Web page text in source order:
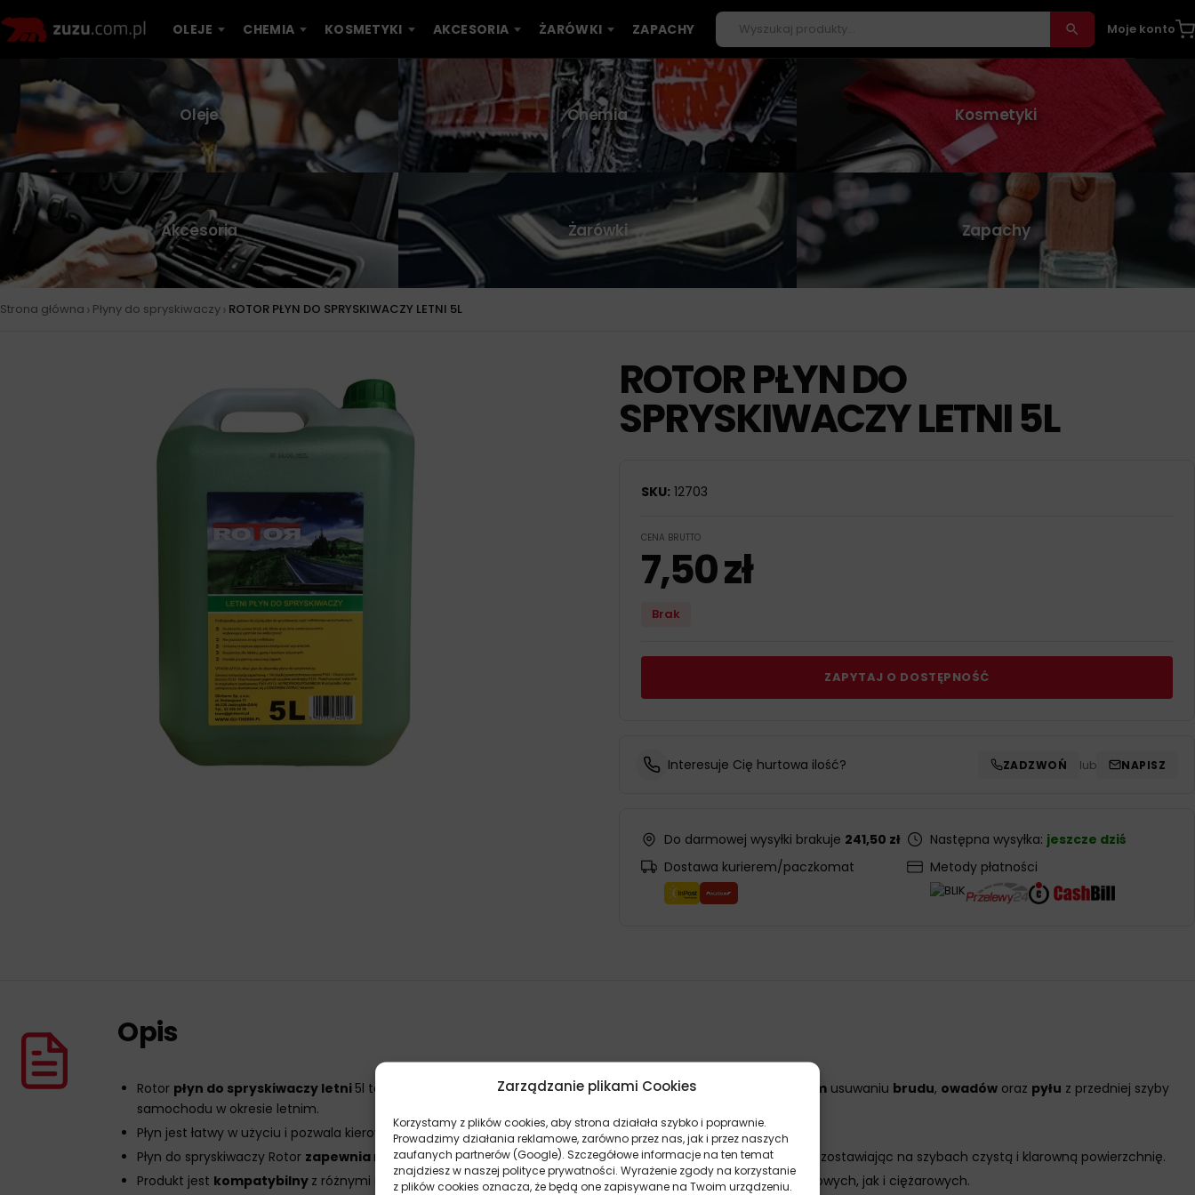
Zarządzanie plikami Cookies
Korzystamy z plików cookies, aby strona działała szybko i poprawnie.
Prowadzimy działania reklamowe, zarówno przez nas, jak i przez naszych
zaufanych partnerów (Google). Szczegółowe informacje na ten temat
znajdziesz w naszej polityce prywatności. Wyrażenie zgody na korzystanie
z plików cookies oznacza, że będą one zapisywane na Twoim urządzeniu.
OLEJE CHEMIA KOSMETYKI AKCESORIA ŻARÓWKI ZAPACHY Moje konto
Oleje Chemia Kosmetyki
Akcesoria Żarówki Zapachy
Strona główna › Płyny do spryskiwaczy› ROTOR PŁYN DO SPRYSKIWACZY LETNI 5L
ROTOR PŁYN DO
SPRYSKIWACZY LETNI 5L
SKU: 12703
CENA BRUTTO
7,50zł
Brak
ZAPYTAJ O DOSTĘPNOŚĆ
Interesuje Cię hurtowa ilość? ZADZWOŃ lub NAPISZ
Do darmowej wysyłki brakuje 241,50 zł
Dostawa kurierem/paczkomat
Następna wysyłka: jeszcze dziś
Metody płatności
Opis
Rotor płyn do spryskiwaczy letni 5l to wysokiej jakości produkt, który został stworzony z myślą o skutecznym usuwaniu brudu, owadów oraz pyłu z przedniej szyby
samochodu w okresie letnim.
Płyn jest łatwy w użyciu i pozwala kierowcom na zachowanie doskonałej widoczności na drodze.
Płyn do spryskiwaczy Rotor zapewnia maksymalną skuteczność w usuwaniu wszelkiego rodzaju zabrudzeń, pozostawiając na szybach czystą i klarowną powierzchnię.
Produkt jest kompatybilny z różnymi modelami samochodów i można go stosować zarówno w autach osobowych, jak i ciężarowych.